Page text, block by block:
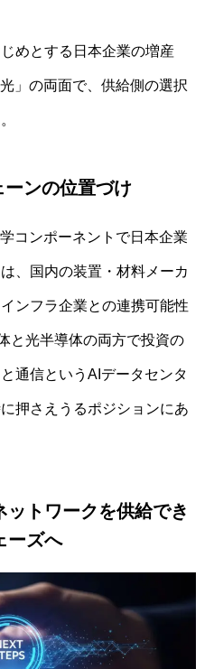
めとする日本企業の増産
」の両面で、供給側の選択
ンの位置づけ
コンポーネントで日本企業
、国内の装置・材料メーカ
ンフラ企業との連携可能性
と光半導体の両方で投資の
通信というAIデータセンタ
押さえうるポジションにあ
ットワークを供給でき
ーズへ